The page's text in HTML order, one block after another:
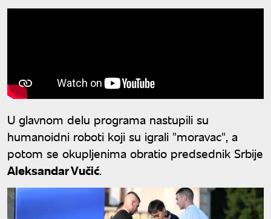
U glavnom delu programa nastupili su
humanoidni roboti koji su igrali "moravac", a
potom se okupljenima obratio predsednik Srbije
Aleksandar Vučić.